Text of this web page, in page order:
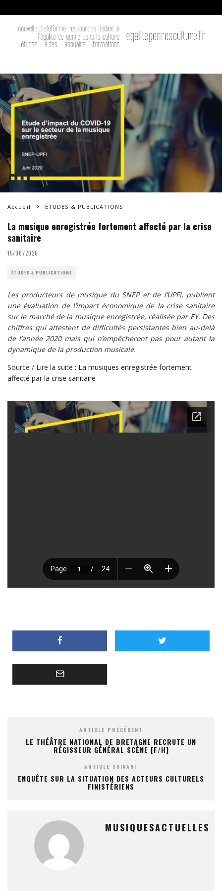
Accueil ÉTUDES & PUBLICATIONS
La musique enregistrée fortement affecté par la crise
sanitaire
15/06/2020
ÉTUDES & PUBLICATIONS
Les producteurs de musique du SNEP et de l’UPFI, publient
une évaluation de l’impact économique de la crise sanitaire
sur le marché de la musique enregistrée, réalisée par EY. Des
chiffres qui attestent de difficultés persistantes bien au-delà
de l’année 2020 mais qui n’empêcheront pas pour autant la
dynamique de la production musicale.
Source / Lire la suite : La musiques enregistrée fortement
affecté par la crise sanitaire
Télécharger [2.54 MB]
ARTICLE PRÉCÉDENT
LE THÉÂTRE NATIONAL DE BRETAGNE RECRUTE UN
RÉGISSEUR GÉNÉRAL SCÈNE [F/H]
ARTICLE SUIVANT
ENQUÊTE SUR LA SITUATION DES ACTEURS CULTURELS
FINISTÉRIENS
MUSIQUESACTUELLES